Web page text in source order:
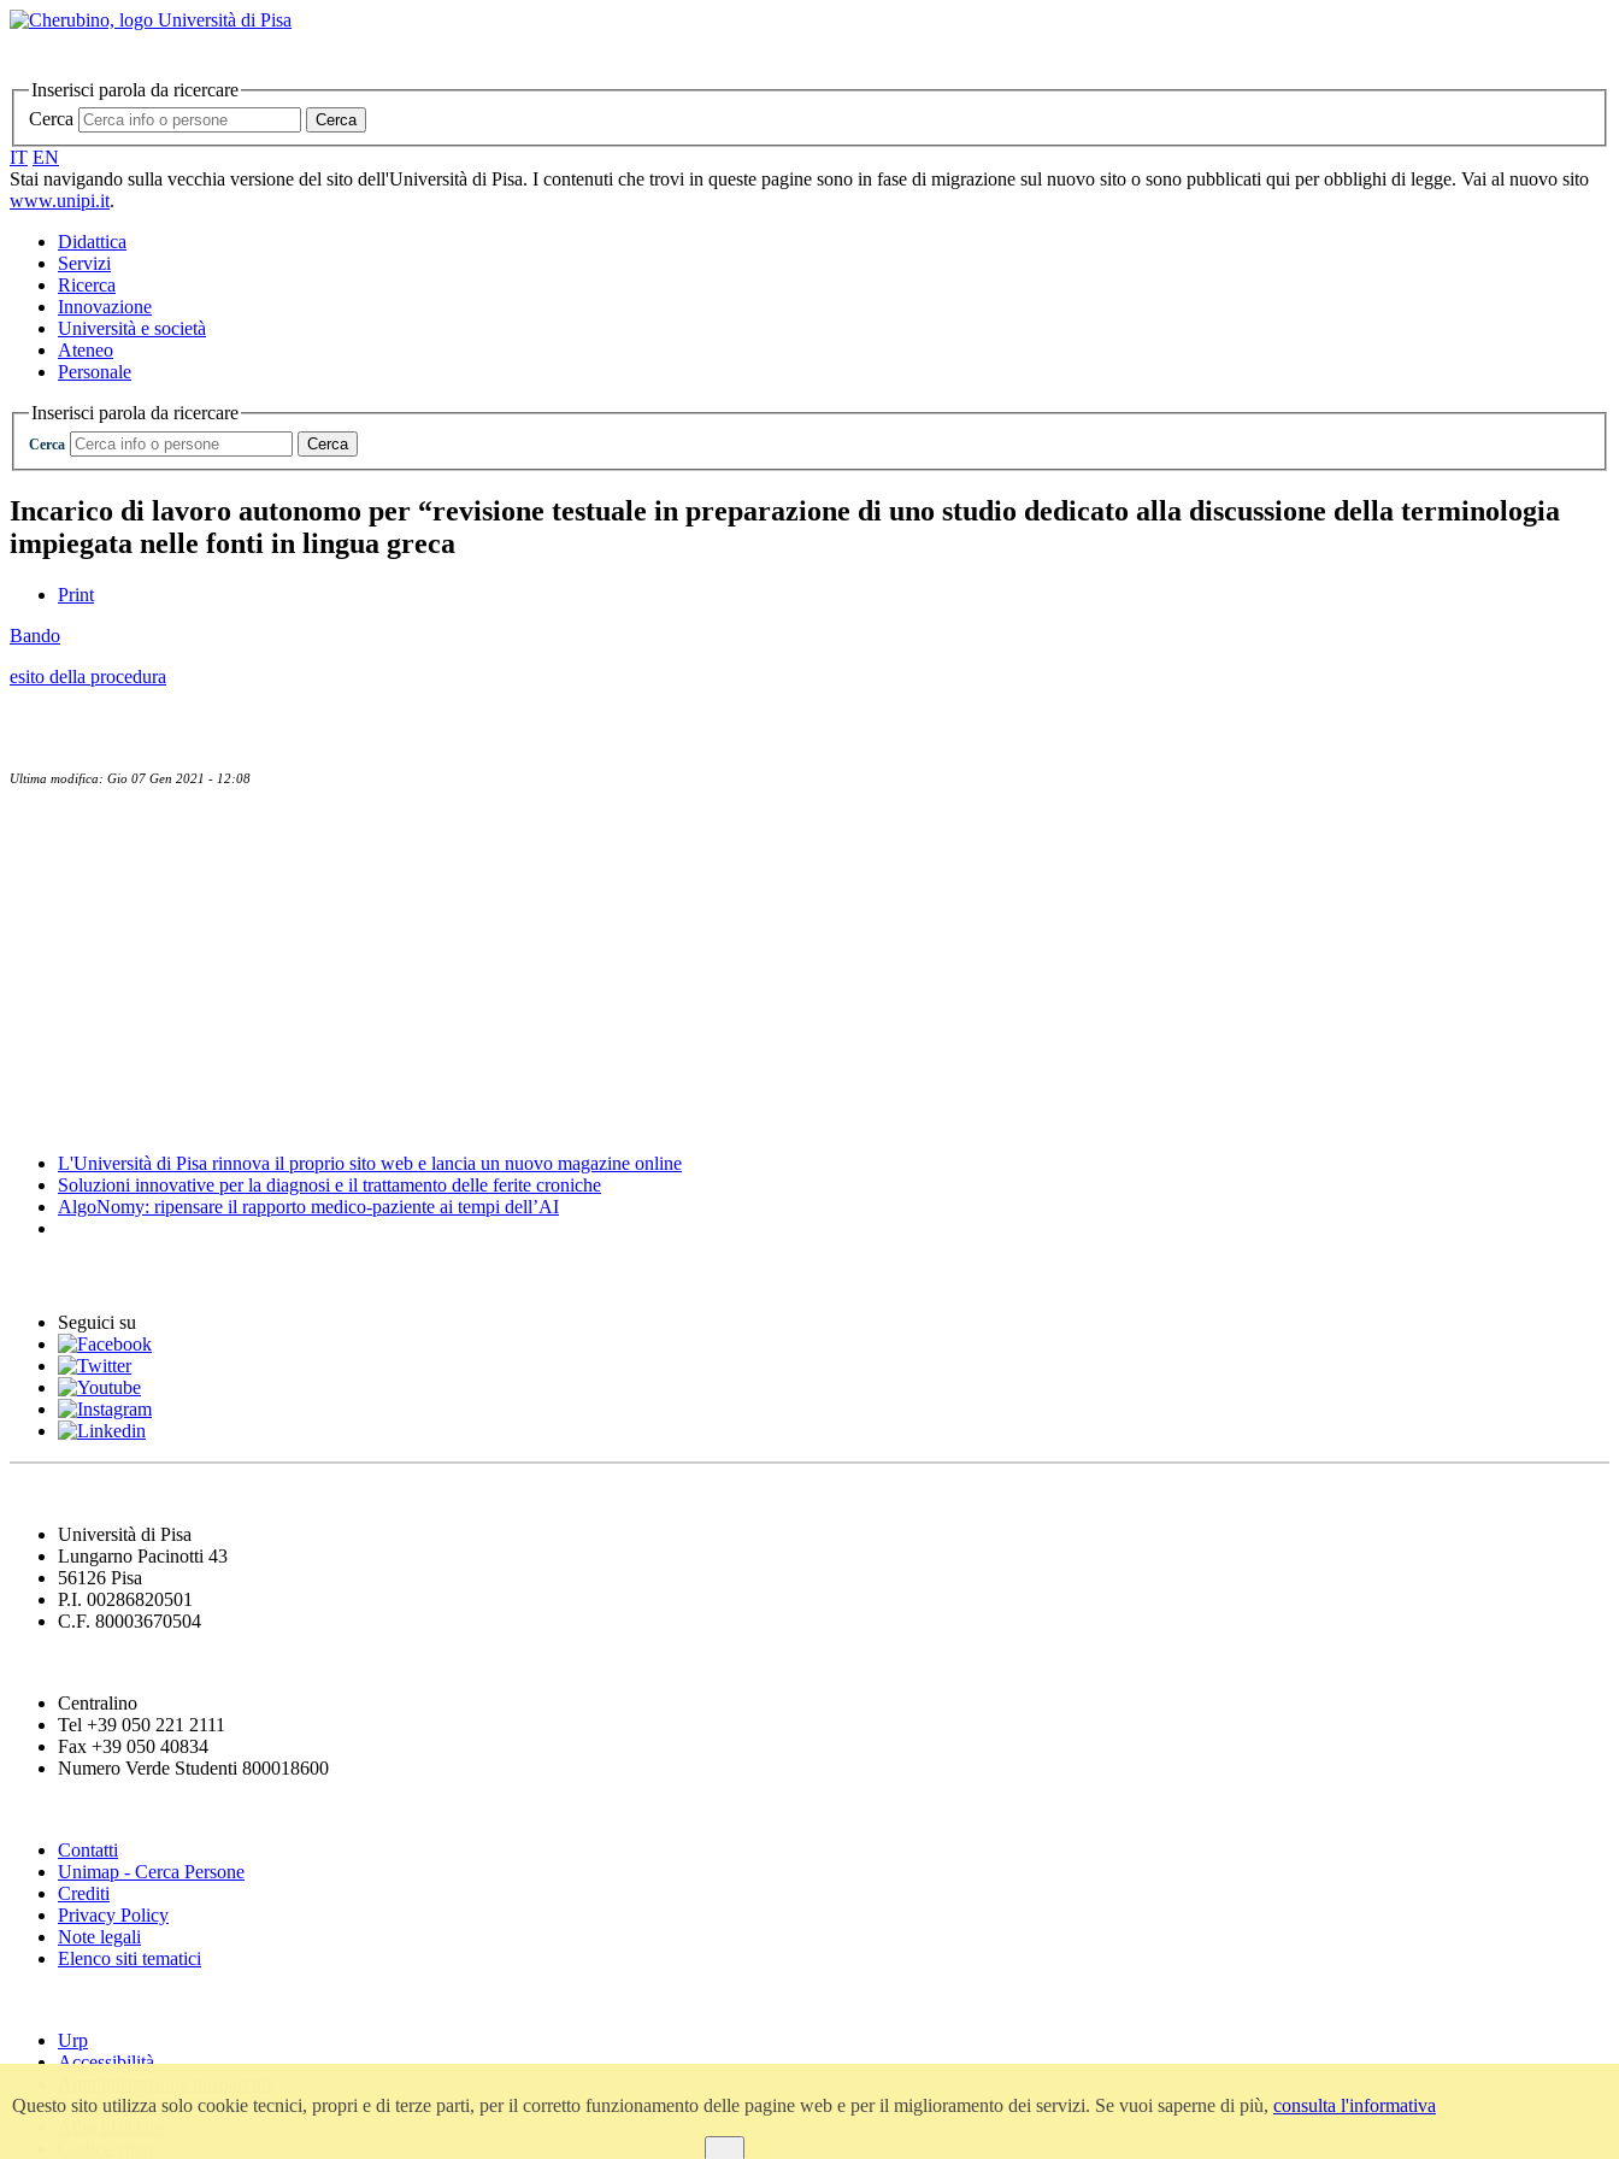
Inserisci parola da ricercare
Cerca
Cerca
IT EN
Stai navigando sulla vecchia versione del sito dell'Università di Pisa. I contenuti che trovi in queste pagine sono in fase di migrazione sul nuovo sito o sono pubblicati qui per obblighi di legge. Vai al nuovo sito
www.unipi.it.
Didattica
Servizi
Ricerca
Innovazione
Università e società
Ateneo
Personale
Inserisci parola da ricercare
Cerca Cerca
Incarico di lavoro autonomo per “revisione testuale in preparazione di uno studio dedicato alla discussione della terminologia
impiegata nelle fonti in lingua greca
Print
Bando
esito della procedura
Ultima modifica: Gio 07 Gen 2021 - 12:08
L'Università di Pisa rinnova il proprio sito web e lancia un nuovo magazine online
Soluzioni innovative per la diagnosi e il trattamento delle ferite croniche
AlgoNomy: ripensare il rapporto medico-paziente ai tempi dell’AI
Seguici su
Università di Pisa
Lungarno Pacinotti 43
56126 Pisa
P.I. 00286820501
C.F. 80003670504
Centralino
Tel +39 050 221 2111
Fax +39 050 40834
Numero Verde Studenti 800018600
Contatti
Unimap - Cerca Persone
Crediti
Privacy Policy
Note legali
Elenco siti tematici
Urp
Accessibilità
Atti di notifica
Questo sito utilizza solo cookie tecnici, propri e di terze parti, per il corretto funzionamento delle pagine web e per il miglioramento dei servizi. Se vuoi saperne di più, consulta l'informativa